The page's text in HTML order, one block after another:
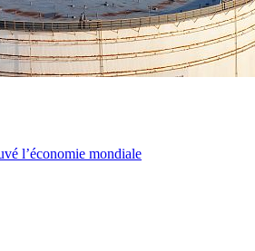
l’économie mondiale